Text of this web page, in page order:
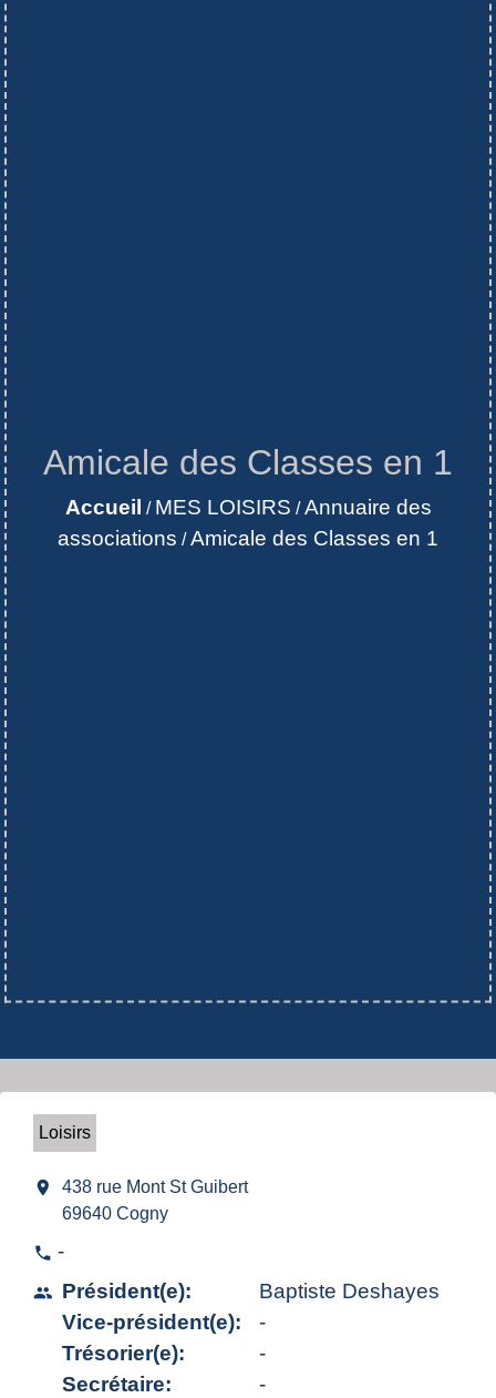
Amicale des Classes en 1
Accueil / MES LOISIRS /Annuaire des
associations /Amicale des Classes en 1
Loisirs
location_on
438 rue Mont St Guibert
69640 Cogny
phone -
people Président(e):
Vice-président(e):
Trésorier(e):
Secrétaire:
Baptiste Deshayes
-
-
-